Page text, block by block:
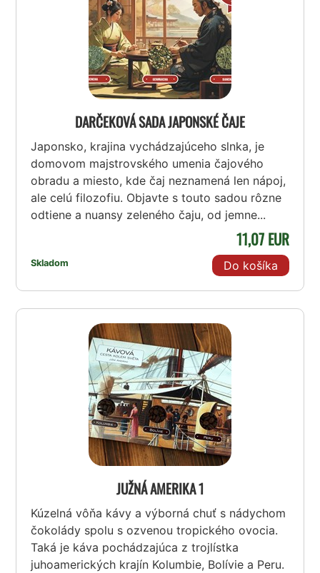
DARČEKOVÁ SADA JAPONSKÉ ČAJE
Japonsko, krajina vychádzajúceho slnka, je
domovom majstrovského umenia čajového
obradu a miesto, kde čaj neznamená len nápoj,
ale celú filozofiu. Objavte s touto sadou rôzne
odtiene a nuansy zeleného čaju, od jemne...
Skladom
11,07 EUR
Do košíka
JUŽNÁ AMERIKA 1
Kúzelná vôňa kávy a výborná chuť s nádychom
čokolády spolu s ozvenou tropického ovocia.
Taká je káva pochádzajúca z trojlístka
juhoamerických krajín Kolumbie, Bolívie a Peru.